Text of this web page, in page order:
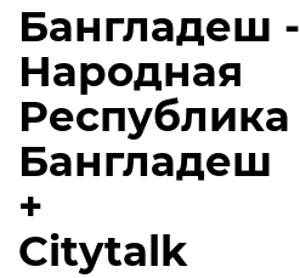
Бангладеш -
Народная
Республика
Бангладеш
+
Citytalk